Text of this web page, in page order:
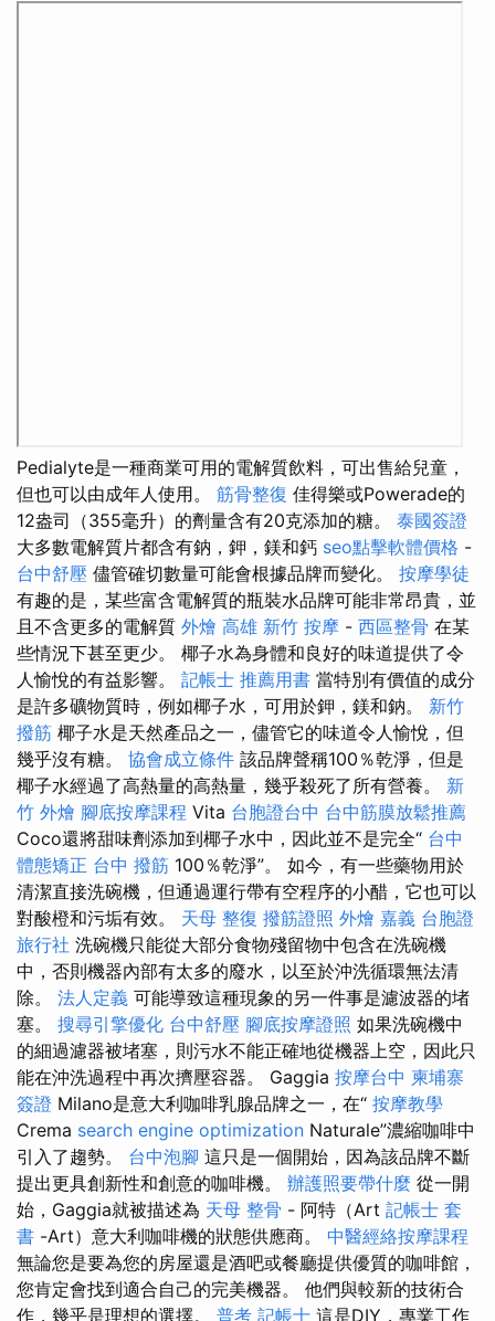
Pedialyte是一種商業可用的電解質飲料，可出售給兒童，
但也可以由成年人使用。 筋骨整復 佳得樂或Powerade的
12盎司（355毫升）的劑量含有20克添加的糖。 泰國簽證
大多數電解質片都含有鈉，鉀，鎂和鈣 seo點擊軟體價格 -
台中舒壓 儘管確切數量可能會根據品牌而變化。 按摩學徒
有趣的是，某些富含電解質的瓶裝水品牌可能非常昂貴，並
且不含更多的電解質 外燴 高雄 新竹 按摩 - 西區整骨 在某
些情況下甚至更少。 椰子水為身體和良好的味道提供了令
人愉悅的有益影響。 記帳士 推薦用書 當特別有價值的成分
是許多礦物質時，例如椰子水，可用於鉀，鎂和鈉。 新竹
撥筋 椰子水是天然產品之一，儘管它的味道令人愉悅，但
幾乎沒有糖。 協會成立條件 該品牌聲稱100％乾淨，但是
椰子水經過了高熱量的高熱量，幾乎殺死了所有營養。 新
竹 外燴 腳底按摩課程 Vita 台胞證台中 台中筋膜放鬆推薦
Coco還將甜味劑添加到椰子水中，因此並不是完全“ 台中
體態矯正 台中 撥筋 100％乾淨”。 如今，有一些藥物用於
清潔直接洗碗機，但通過運行帶有空程序的小醋，它也可以
對酸橙和污垢有效。 天母 整復 撥筋證照 外燴 嘉義 台胞證
旅行社 洗碗機只能從大部分食物殘留物中包含在洗碗機
中，否則機器內部有太多的廢水，以至於沖洗循環無法清
除。 法人定義 可能導致這種現象的另一件事是濾波器的堵
塞。 搜尋引擎優化 台中舒壓 腳底按摩證照 如果洗碗機中
的細過濾器被堵塞，則污水不能正確地從機器上空，因此只
能在沖洗過程中再次擠壓容器。 Gaggia 按摩台中 柬埔寨
簽證 Milano是意大利咖啡乳腺品牌之一，在“ 按摩教學
Crema search engine optimization Naturale”濃縮咖啡中
引入了趨勢。 台中泡腳 這只是一個開始，因為該品牌不斷
提出更具創新性和創意的咖啡機。 辦護照要帶什麼 從一開
始，Gaggia就被描述為 天母 整骨 - 阿特（Art 記帳士 套
書 -Art）意大利咖啡機的狀態供應商。 中醫經絡按摩課程
無論您是要為您的房屋還是酒吧或餐廳提供優質的咖啡館，
您肯定會找到適合自己的完美機器。 他們與較新的技術合
作，幾乎是理想的選擇。 普考 記帳士 這是DIY，專業工作